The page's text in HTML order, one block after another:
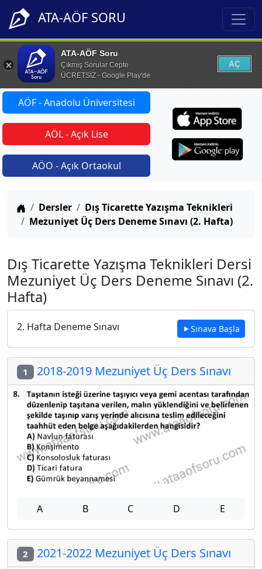
ATA-AÖF SORU
ATA-AÖF Soru
Çıkmış Sorular Cepte
ÜCRETSİZ - Google Play'de
AÇ
AÖF - Anadolu Üniversitesi
AÖL - Açık Lise
AÖO - Açık Ortaokul
Anasayfa
Dersler
Dış Ticarette Yazışma Teknikleri
Mezuniyet Üç Ders Deneme Sınavı (2. Hafta)
Dış Ticarette Yazışma Teknikleri Dersi
Mezuniyet Üç Ders Deneme Sınavı (2.
Hafta)
2. Hafta Deneme Sınavı Sınava Başla
1 2018-2019 Mezuniyet Üç Ders Sınavı
A B C D E
2 2021-2022 Mezuniyet Üç Ders Sınavı